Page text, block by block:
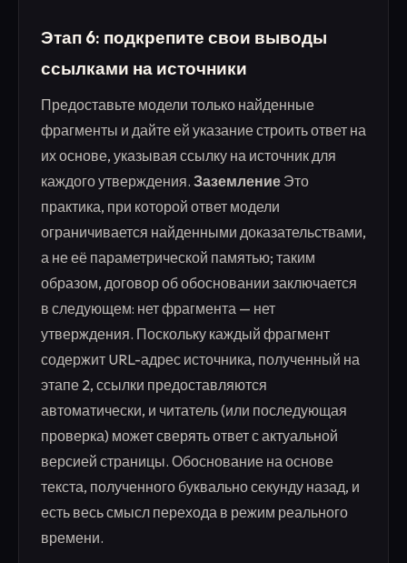
Этап 6: подкрепите свои выводы
ссылками на источники
Предоставьте модели только найденные
фрагменты и дайте ей указание строить ответ на
их основе, указывая ссылку на источник для
каждого утверждения. Заземление Это
практика, при которой ответ модели
ограничивается найденными доказательствами,
а не её параметрической памятью; таким
образом, договор об обосновании заключается
в следующем: нет фрагмента — нет
утверждения. Поскольку каждый фрагмент
содержит URL-адрес источника, полученный на
этапе 2, ссылки предоставляются
автоматически, и читатель (или последующая
проверка) может сверять ответ с актуальной
версией страницы. Обоснование на основе
текста, полученного буквально секунду назад, и
есть весь смысл перехода в режим реального
времени.